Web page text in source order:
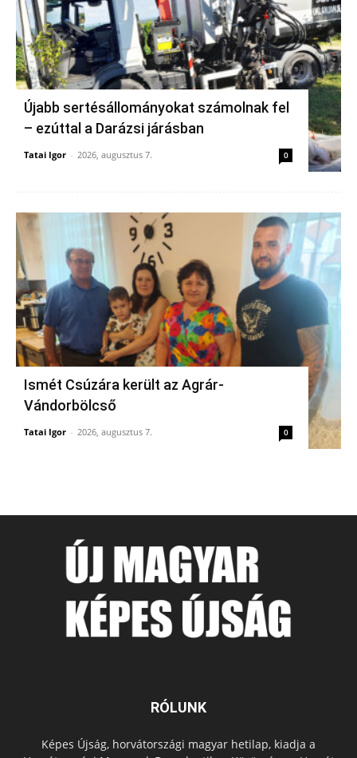
Újabb sertésállományokat számolnak fel
– ezúttal a Darázsi járásban
Tatai Igor - 2026, augusztus 7. 0
Ismét Csúzára került az Agrár-
Vándorbölcső
Tatai Igor - 2026, augusztus 7. 0
RÓLUNK
Képes Újság, horvátországi magyar hetilap, kiadja a